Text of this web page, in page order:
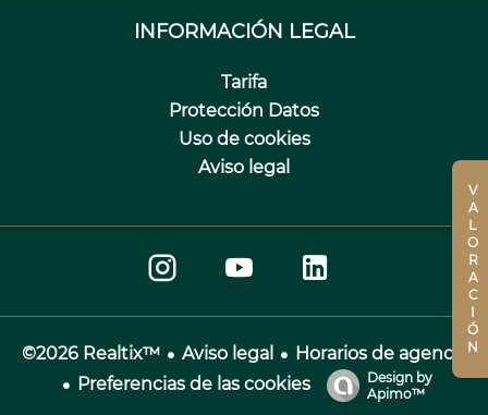
VALORACIÓN
INFORMACIÓN LEGAL
Tarifa
Protección Datos
Uso de cookies
Aviso legal
©2026 Realtix™ Aviso legal
Horarios de agencia
Preferencias de las cookies
Design by
Apimo™